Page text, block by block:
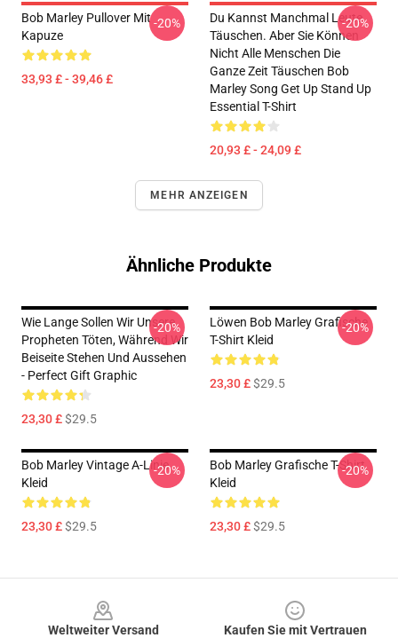
Bob Marley Pullover Mit
Kapuze
33,93 £ - 39,46 £
-20%
Du Kannst Manchmal Leute
Täuschen. Aber Sie Können
Nicht Alle Menschen Die
Ganze Zeit Täuschen Bob
Marley Song Get Up Stand Up
Essential T-Shirt
20,93 £ - 24,09 £
-20%
MEHR ANZEIGEN
Ähnliche Produkte
Wie Lange Sollen Wir Unsere
Propheten Töten, Während Wir
Beiseite Stehen Und Aussehen
- Perfect Gift Graphic
23,30 £$29.5
-20%
Löwen Bob Marley Grafische
T-Shirt Kleid
23,30 £$29.5
-20%
Bob Marley Vintage A-Linie
Kleid
23,30 £$29.5
-20%
Bob Marley Grafische T-Shirt
Kleid
23,30 £$29.5
-20%
Weltweiter Versand
Kaufen Sie mit Vertrauen